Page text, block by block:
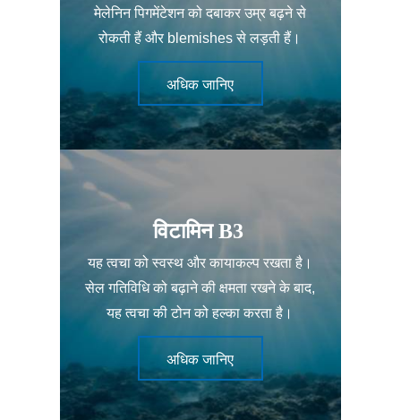
मेलेनिन पिगमेंटेशन को दबाकर उम्र बढ़ने से
रोकती हैं और blemishes से लड़ती हैं।
अधिक जानिए
विटामिन B3
यह त्वचा को स्वस्थ और कायाकल्प रखता है।
सेल गतिविधि को बढ़ाने की क्षमता रखने के बाद,
यह त्वचा की टोन को हल्का करता है।
अधिक जानिए